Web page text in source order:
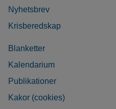
Nyhetsbrev
Krisberedskap
Blanketter
Kalendarium
Publikationer
Kakor (cookies)